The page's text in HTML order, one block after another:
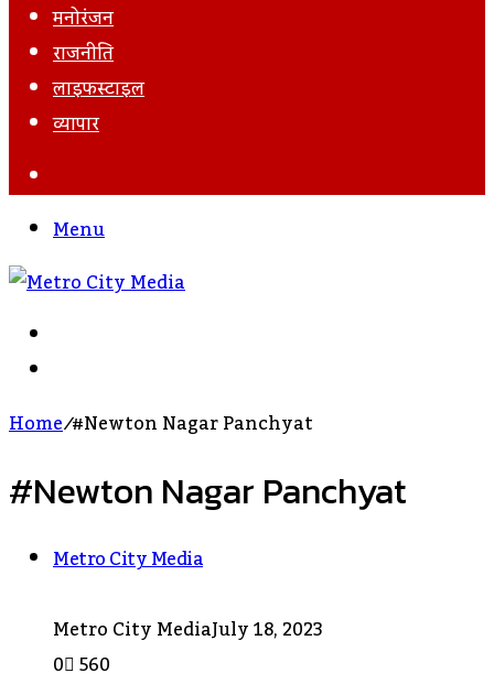
मनोरंजन
राजनीति
लाइफस्टाइल
व्यापार
Menu
Home/#newton Nagar Panchyat
#newton Nagar Panchyat
Metro City Media
Metro City MediaJuly 18, 2023
0 560